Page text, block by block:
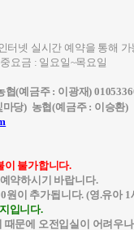
터넷 실시간 예약을 통해
요금 : 일요일~목요일
(예금주 : 이광재)
당) 농협(예금주 : 이승환)
이 불가합니다.
약하시기 바랍니다.
원이 추가됩니다. (영.유아
입니다.
때문에 오전입실이 어려우